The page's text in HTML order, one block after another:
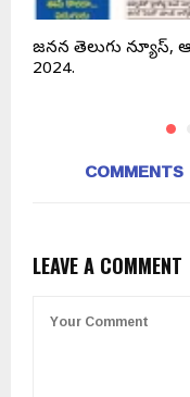
జనసేన తెలుగు న్యూస్,
2024.
COMMENTS
LEAVE A COMMENT